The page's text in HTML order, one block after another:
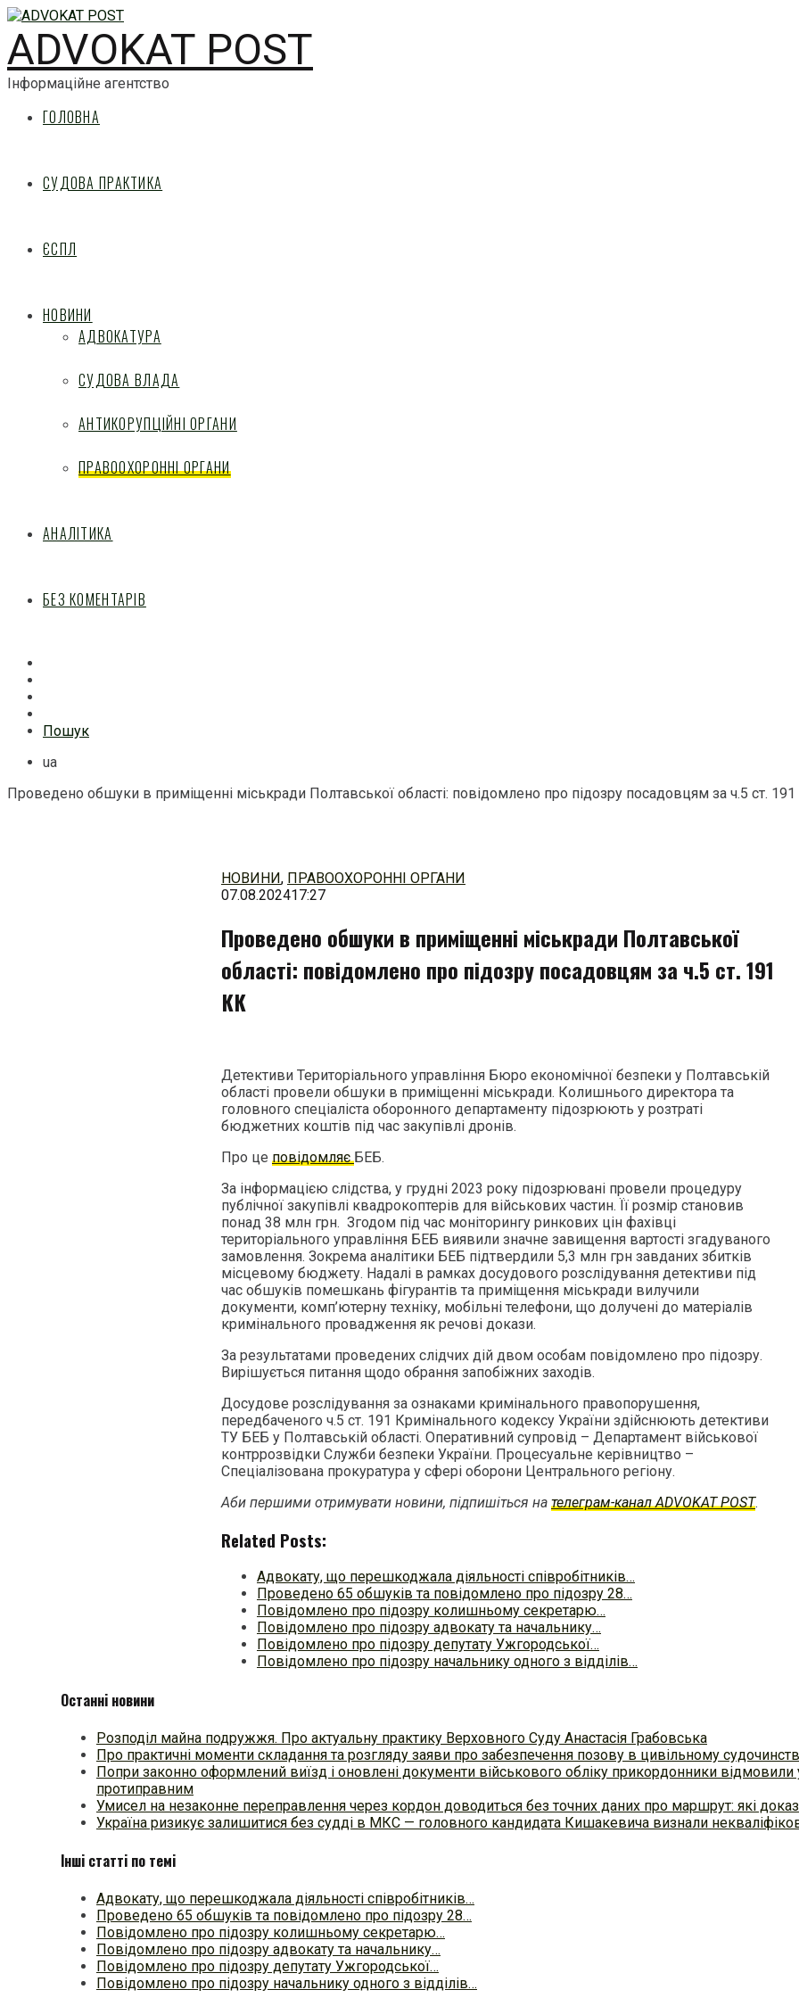
ADVOKAT POST
Інформаційне агентство
ГОЛОВНА
СУДОВА ПРАКТИКА
ЄСПЛ
НОВИНИ
АДВОКАТУРА
СУДОВА ВЛАДА
АНТИКОРУПЦІЙНІ ОРГАНИ
ПРАВООХОРОННІ ОРГАНИ
АНАЛІТИКА
БЕЗ КОМЕНТАРІВ
Пошук
ua
Проведено обшуки в приміщенні міськради Полтавської області: повідомлено про підозру посадовцям за ч.5 ст.
НОВИНИ, ПРАВООХОРОННІ ОРГАНИ
07.08.202417:27
Проведено обшуки в приміщенні міськради Полтавської
області: повідомлено про підозру посадовцям за ч.5 ст. 191
КК
Детективи Територіального управління Бюро економічної безпеки у Полтавській
області провели обшуки в приміщенні міськради. Колишнього директора та
головного спеціаліста оборонного департаменту підозрюють у розтраті
бюджетних коштів під час закупівлі дронів.
Про це повідомляєБЕБ.
За інформацією слідства, у грудні 2023 року підозрювані провели процедуру
публічної закупівлі квадрокоптерів для військових частин. Її розмір становив
понад 38 млн грн. Згодом під час моніторингу ринкових цін фахівці
територіального управління БЕБ виявили значне завищення вартості згадуваного
замовлення. Зокрема аналітики БЕБ підтвердили 5,3 млн грн завданих збитків
місцевому бюджету. Надалі в рамках досудового розслідування детективи під
час обшуків помешкань фігурантів та приміщення міськради вилучили
документи, комп’ютерну техніку, мобільні телефони, що долучені до матеріалів
кримінального провадження як речові докази.
За результатами проведених слідчих дій двом особам повідомлено про підозру.
Вирішується питання щодо обрання запобіжних заходів.
Досудове розслідування за ознаками кримінального правопорушення,
передбаченого ч.5 ст. 191 Кримінального кодексу України здійснюють детективи
ТУ БЕБ у Полтавській області. Оперативний супровід – Департамент військової
контррозвідки Служби безпеки України. Процесуальне керівництво –
Спеціалізована прокуратура у сфері оборони Центрального регіону.
Аби першими отримувати новини, підпишіться на телеграм-канал ADVOKAT POST.
Related Posts:
Адвокату, що перешкоджала діяльності співробітників…
Проведено 65 обшуків та повідомлено про підозру 28…
Повідомлено про підозру колишньому секретарю…
Повідомлено про підозру адвокату та начальнику…
Повідомлено про підозру депутату Ужгородської…
Повідомлено про підозру начальнику одного з відділів…
Останні новини
Розподіл майна подружжя. Про актуальну практику Верховного Суду Анастасія Грабовська
Про практичні моменти складання та розгляду заяви про забезпечення позову в цивільному
Попри законно оформлений виїзд і оновлені документи військового обліку прикордонники
протиправним
Умисел на незаконне переправлення через кордон доводиться без точних даних про маршрут: які
Україна ризикує залишитися без судді в МКС — головного кандидата Кишакевича визнали
Інші статті по темі
Адвокату, що перешкоджала діяльності співробітників…
Проведено 65 обшуків та повідомлено про підозру 28…
Повідомлено про підозру колишньому секретарю…
Повідомлено про підозру адвокату та начальнику…
Повідомлено про підозру депутату Ужгородської…
Повідомлено про підозру начальнику одного з відділів…